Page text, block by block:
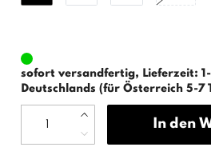
sofort versandfertig, Lieferzeit:
Deutschlands (für Österreich 5-7
In den